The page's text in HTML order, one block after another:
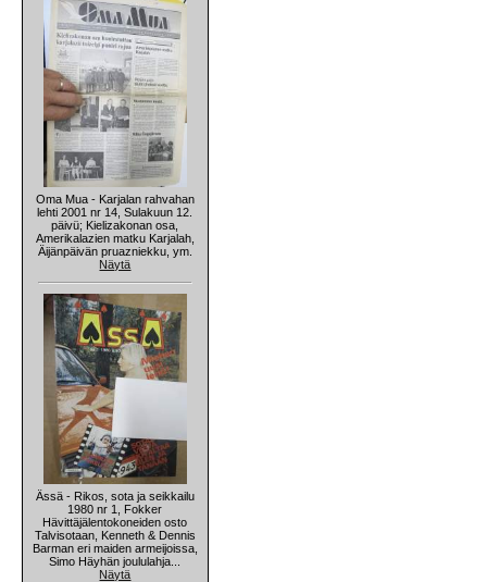
Oma Mua - Karjalan rahvahan
lehti 2001 nr 14, Sulakuun 12.
päivü; Kielizakonan osa,
Amerikalazien matku Karjalah,
Äijänpäivän pruazniekku, ym.
Näytä
Ässä - Rikos, sota ja seikkailu
1980 nr 1, Fokker
Hävittäjälentokoneiden osto
Talvisotaan, Kenneth & Dennis
Barman eri maiden armeijoissa,
Simo Häyhän joululahja...
Näytä